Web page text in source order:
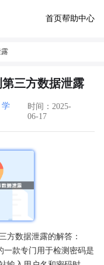
首页帮助中心
三方数据泄露
学
时间：2025-
06-17
方数据泄露的解答：
一款专门用于检测密码是